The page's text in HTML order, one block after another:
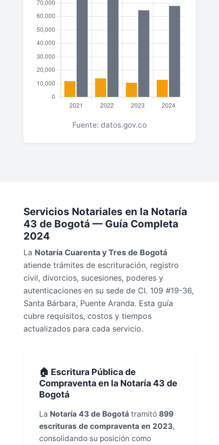
Fuente: datos.gov.co
Servicios Notariales en la Notaría
43 de Bogotá — Guía Completa
2024
La Notaría Cuarenta y Tres de Bogotá
atiende trámites de escrituración, registro
civil, divorcios, sucesiones, poderes y
autenticaciones en su sede de Cl. 109 #19-36,
Santa Bárbara, Puente Aranda. Esta guía
cubre requisitos, costos y tiempos
actualizados para cada servicio.
🏠 Escritura Pública de
Compraventa en la Notaría 43 de
Bogotá
La Notaría 43 de Bogotá tramitó 899
escrituras de compraventa en 2023,
consolidando su posición como